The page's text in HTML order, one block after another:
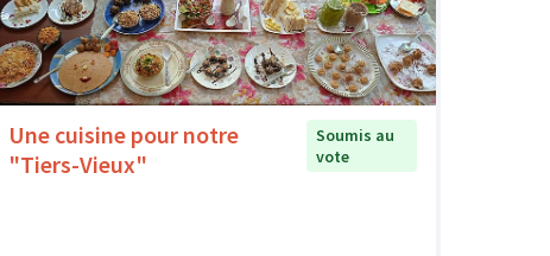
Une cuisine pour notre
"Tiers-Vieux"
Soumis au
vote